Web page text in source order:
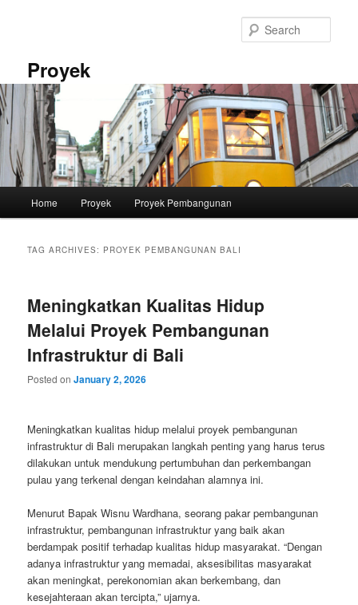
Proyek
Home Proyek Proyek Pembangunan
TAG ARCHIVES: PROYEK PEMBANGUNAN BALI
Meningkatkan Kualitas Hidup
Melalui Proyek Pembangunan
Infrastruktur di Bali
Posted onJanuary 2, 2026
Meningkatkan kualitas hidup melalui proyek pembangunan
infrastruktur di Bali merupakan langkah penting yang harus terus
dilakukan untuk mendukung pertumbuhan dan perkembangan
pulau yang terkenal dengan keindahan alamnya ini.
Menurut Bapak Wisnu Wardhana, seorang pakar pembangunan
infrastruktur, pembangunan infrastruktur yang baik akan
berdampak positif terhadap kualitas hidup masyarakat. “Dengan
adanya infrastruktur yang memadai, aksesibilitas masyarakat
akan meningkat, perekonomian akan berkembang, dan
kesejahteraan akan tercipta,” ujarnya.